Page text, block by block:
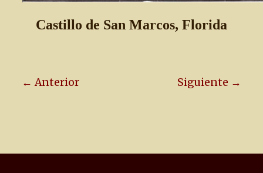
Castillo de San Marcos, Florida
← Anterior Siguiente →